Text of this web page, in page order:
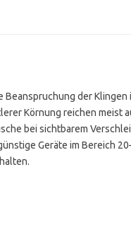
Beanspruchung der
Körnung reichen meist
bei sichtbarem
Geräte im Bereich